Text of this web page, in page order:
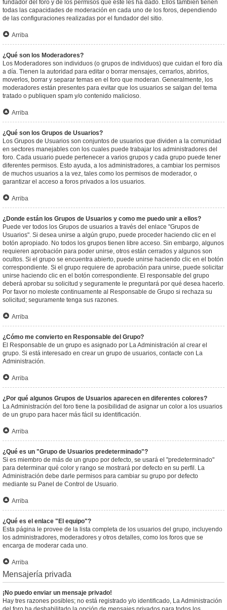
fundador del foro y de los permisos que éste les ha dado. Ellos también tienen
todas las capacidades de moderación en cada uno de los foros, dependiendo
de las configuraciones realizadas por el fundador del sitio.
Arriba
¿Qué son los Moderadores?
Los Moderadores son individuos (o grupos de individuos) que cuidan el foro día
a día. Tienen la autoridad para editar o borrar mensajes, cerrarlos, abrirlos,
moverlos, borrar y separar temas en el foro que moderan. Generalmente, los
moderadores están presentes para evitar que los usuarios se salgan del tema
tratado o publiquen spam y/o contenido malicioso.
Arriba
¿Qué son los Grupos de Usuarios?
Los Grupos de Usuarios son conjuntos de usuarios que dividen a la comunidad
en sectores manejables con los cuales puede trabajar los administradores del
foro. Cada usuario puede pertenecer a varios grupos y cada grupo puede tener
diferentes permisos. Esto ayuda, a los administradores, a cambiar los permisos
de muchos usuarios a la vez, tales como los permisos de moderador, o
garantizar el acceso a foros privados a los usuarios.
Arriba
¿Donde están los Grupos de Usuarios y como me puedo unir a ellos?
Puede ver todos los Grupos de usuarios a través del enlace "Grupos de
Usuarios". Si desea unirse a algún grupo, puede proceder haciendo clic en el
botón apropiado. No todos los grupos tienen libre acceso. Sin embargo, algunos
requieren aprobación para poder unirse, otros están cerrados y algunos son
ocultos. Si el grupo se encuentra abierto, puede unirse haciendo clic en el botón
correspondiente. Si el grupo requiere de aprobación para unirse, puede solicitar
unirse haciendo clic en el botón correspondiente. El responsable del grupo
deberá aprobar su solicitud y seguramente le preguntará por qué desea hacerlo.
Por favor no moleste continuamente al Responsable de Grupo si rechaza su
solicitud; seguramente tenga sus razones.
Arriba
¿Cómo me convierto en Responsable del Grupo?
El Responsable de un grupo es asignado por La Administración al crear el
grupo. Si está interesado en crear un grupo de usuarios, contacte con La
Administración.
Arriba
¿Por qué algunos Grupos de Usuarios aparecen en diferentes colores?
La Administración del foro tiene la posibilidad de asignar un color a los usuarios
de un grupo para hacer más fácil su identificación.
Arriba
¿Qué es un "Grupo de Usuarios predeterminado"?
Si es miembro de más de un grupo por defecto, se usará el "predeterminado"
para determinar qué color y rango se mostrará por defecto en su perfil. La
Administración debe darle permisos para cambiar su grupo por defecto
mediante su Panel de Control de Usuario.
Arriba
¿Qué es el enlace "El equipo"?
Esta página le provee de la lista completa de los usuarios del grupo, incluyendo
los administradores, moderadores y otros detalles, como los foros que se
encarga de moderar cada uno.
Arriba
Mensajería privada
¡No puedo enviar un mensaje privado!
Hay tres razones posibles; no está registrado y/o identificado, La Administración